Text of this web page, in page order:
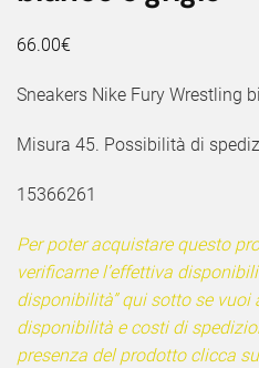
66.00€
Sneakers Nike Fury Wrestling
Misura 45. Possibilità di
15366261
Per poter acquistare questo
verificarne l’effettiva
disponibilità” qui sotto se vuoi
disponibilità e costi di
presenza del prodotto clicca